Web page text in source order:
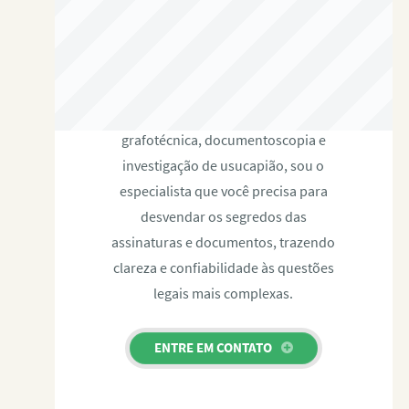
grafotécnica, documentoscopia e
investigação de usucapião, sou o
especialista que você precisa para
desvendar os segredos das
assinaturas e documentos, trazendo
clareza e confiabilidade às questões
legais mais complexas.
ENTRE EM CONTATO